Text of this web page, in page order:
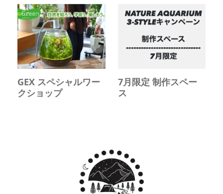
GEX スペシャルワー
クショップ
7月限定 制作スペー
ス